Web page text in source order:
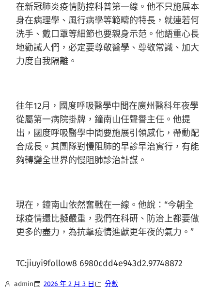
在新冠肺炎疫情防控科普第一線。他不只施展本
身在病理學、風行病學等範疇的特長，就連若何
洗手、戴口罩等細節也要親身示范。他語重心長
地勸誡人們，必定要尊敬醫學、尊敬常識、加大
力度自我隔離。
往年12月，國度呼吸醫學中間在廣州醫科年夜學
從屬第一病院掛牌，鐘南山任聲譽主任。他提
出，國度呼吸醫學中間要施展引領感化，帶動配
合成長。其團隊對慢阻肺的早診早治實行，有能
夠轉變全世界的慢阻肺診治計謀。
現在，鐘南山依然奮戰在一線。他說：“今朝全
球疫情還比擬嚴重，我們在科研、防治上都要做
更多的盡力，為抗擊疫情進獻更年夜的氣力。”
TC:jiuyi9follow8 6980cdd4e943d2.97748872
admin 2026 年 2 月 3 日 分數